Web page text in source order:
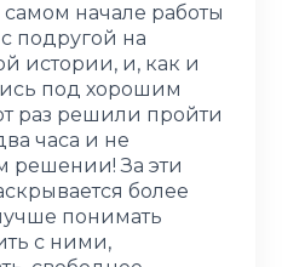
начале работы
подругой на
истории, и, как и
под хорошим
раз решили пройти
часа и не
решении! За эти
более
понимать
с ними,